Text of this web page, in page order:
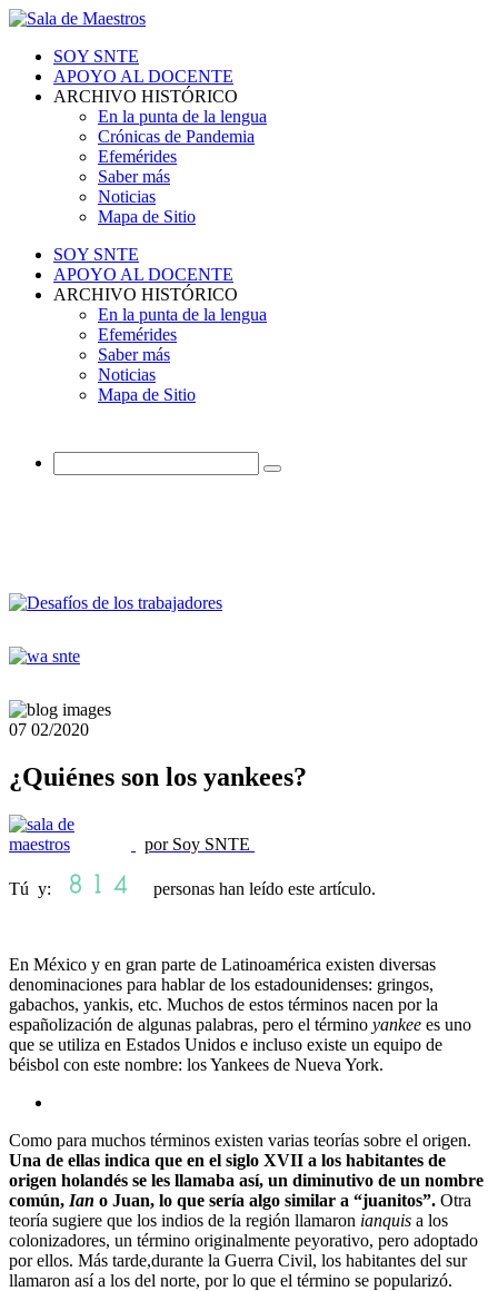
SOY SNTE
APOYO AL DOCENTE
ARCHIVO HISTÓRICO
En la punta de la lengua
Crónicas de Pandemia
Efemérides
Saber más
Noticias
Mapa de Sitio
SOY SNTE
APOYO AL DOCENTE
ARCHIVO HISTÓRICO
En la punta de la lengua
Efemérides
Saber más
Noticias
Mapa de Sitio
07 02/2020
¿Quiénes son los yankees?
por Soy SNTE
Tú y: personas han leído este artículo.
En México y en gran parte de Latinoamérica existen diversas
denominaciones para hablar de los estadounidenses: gringos,
gabachos, yankis, etc. Muchos de estos términos nacen por la
españolización de algunas palabras, pero el término yankee es uno
que se utiliza en Estados Unidos e incluso existe un equipo de
béisbol con este nombre: los Yankees de Nueva York.
Como para muchos términos existen varias teorías sobre el origen.
Una de ellas indica que en el siglo XVII a los habitantes de
origen holandés se les llamaba así, un diminutivo de un nombre
común, Ian o Juan, lo que sería algo similar a “juanitos”. Otra
teoría sugiere que los indios de la región llamaron ianquis a los
colonizadores, un término originalmente peyorativo, pero adoptado
por ellos. Más tarde,durante la Guerra Civil, los habitantes del sur
llamaron así a los del norte, por lo que el término se popularizó.